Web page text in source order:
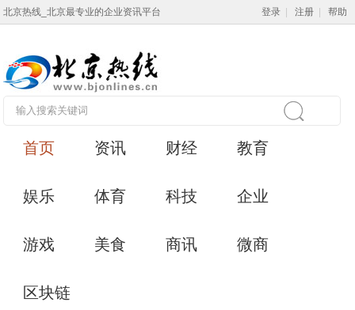
北京热线_北京最专业的企业资讯平台 登录 注册 帮助
首页 资讯 财经 教育
娱乐 体育 科技 企业
游戏 美食 商讯 微商
区块链